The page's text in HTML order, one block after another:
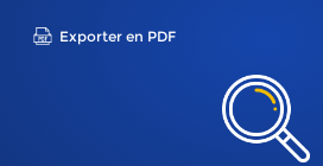
Exporter en PDF